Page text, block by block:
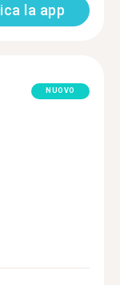
la app
NUOVO